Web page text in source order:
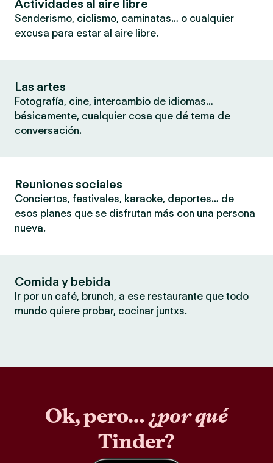
Actividades al aire libre
Senderismo, ciclismo, caminatas… o cualquier
excusa para estar al aire libre.
Las artes
Fotografía, cine, intercambio de idiomas…
básicamente, cualquier cosa que dé tema de
conversación.
Reuniones sociales
Conciertos, festivales, karaoke, deportes… de
esos planes que se disfrutan más con una persona
nueva.
Comida y bebida
Ir por un café, brunch, a ese restaurante que todo
mundo quiere probar, cocinar juntxs.
Ok, pero… ¿por qué
Tinder?